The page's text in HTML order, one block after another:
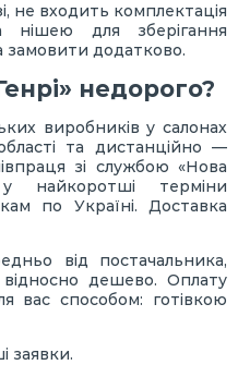
не входить комплектація
нішею для зберігання
замовити додатково.
недорого?
виробників у салонах
та дистанційно —
зі службою «Нова
найкоротші терміни
по Україні. Доставка
від постачальника,
дешево. Оплату
вас способом: готівкою
заявки.